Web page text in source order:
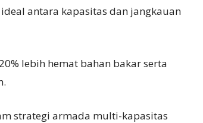
antara kapasitas dan jangkauan
lebih hemat bahan bakar serta
strategi armada multi-kapasitas